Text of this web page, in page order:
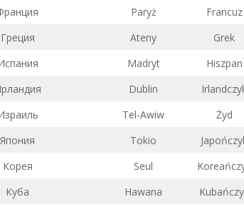
Paryż Francuz
Греция Ateny Grek
Madryt Hiszpan
Dublin
Tel-Awiw Żyd
Япония Tokio
Корея Seul
Куба Hawana